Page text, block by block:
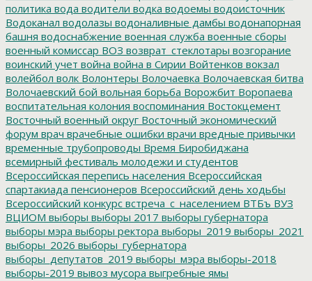
политика вода водители водка водоемы водоисточник
Водоканал водолазы водоналивные дамбы водонапорная
башня водоснабжение военная служба военные сборы
военный комиссар ВОЗ возврат_стеклотары возгорание
воинский учет война война в Сирии Войтенков вокзал
волейбол волк Волонтеры Волочаевка Волочаевская битва
Волочаевский бой вольная борьба Ворожбит Воропаева
воспитательная колония воспоминания Востокцемент
Восточный военный округ Восточный экономический
форум врач врачебные ошибки врачи вредные привычки
временные трубопроводы Время Биробиджана
всемирный фестиваль молодежи и студентов
Всероссийская перепись населения Всероссийская
спартакиада пенсионеров Всероссийский день ходьбы
Всероссийский конкурс встреча_с_населением ВТБъ ВУЗ
ВЦИОМ выборы выборы 2017 выборы губернатора
выборы мэра выборы ректора выборы_2019 выборы_2021
выборы_2026 выборы_губернатора
выборы_депутатов_2019 выборы_мэра выборы-2018
выборы-2019 вывоз мусора выгребные ямы